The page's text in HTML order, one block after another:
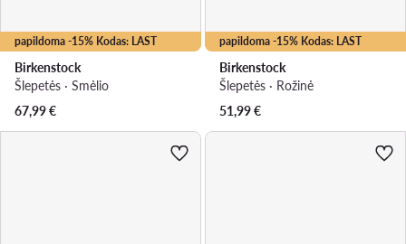
papildoma -15% Kodas: LAST
Birkenstock
Šlepetės · Smėlio
67,99€
papildoma -15% Kodas: LAST
Birkenstock
Šlepetės · Rožinė
51,99€